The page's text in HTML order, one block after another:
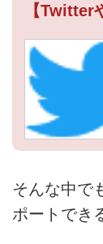
【Twitter
そんな中で
ポートでき